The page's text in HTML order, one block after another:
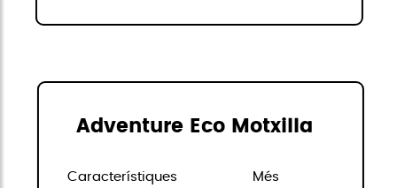
Adventure Eco Motxilla
Característiques Més